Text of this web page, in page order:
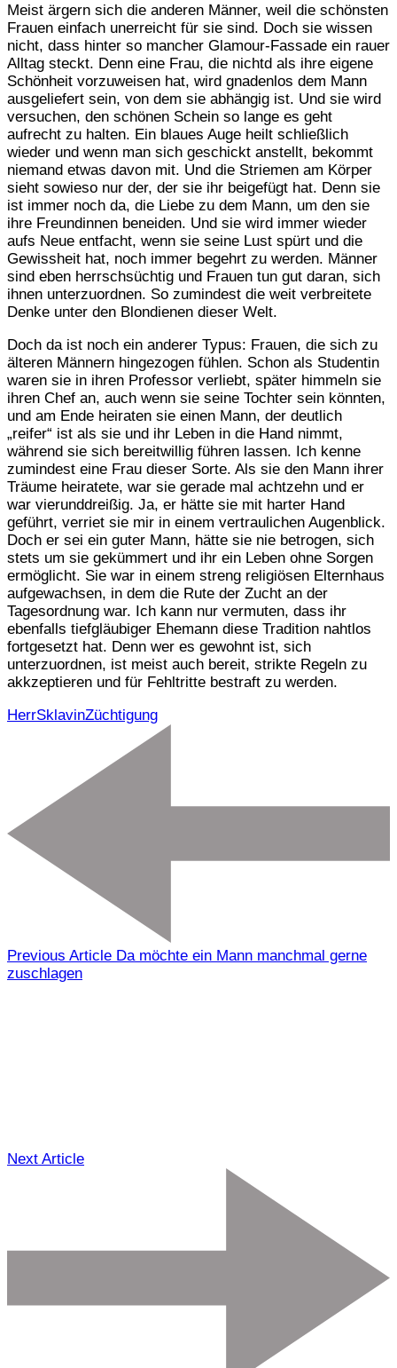
Meist ärgern sich die anderen Männer, weil die schönsten
Frauen einfach unerreicht für sie sind. Doch sie wissen
nicht, dass hinter so mancher Glamour-Fassade ein rauer
Alltag steckt. Denn eine Frau, die nichtd als ihre eigene
Schönheit vorzuweisen hat, wird gnadenlos dem Mann
ausgeliefert sein, von dem sie abhängig ist. Und sie wird
versuchen, den schönen Schein so lange es geht
aufrecht zu halten. Ein blaues Auge heilt schließlich
wieder und wenn man sich geschickt anstellt, bekommt
niemand etwas davon mit. Und die Striemen am Körper
sieht sowieso nur der, der sie ihr beigefügt hat. Denn sie
ist immer noch da, die Liebe zu dem Mann, um den sie
ihre Freundinnen beneiden. Und sie wird immer wieder
aufs Neue entfacht, wenn sie seine Lust spürt und die
Gewissheit hat, noch immer begehrt zu werden. Männer
sind eben herrschsüchtig und Frauen tun gut daran, sich
ihnen unterzuordnen. So zumindest die weit verbreitete
Denke unter den Blondienen dieser Welt.
Doch da ist noch ein anderer Typus: Frauen, die sich zu
älteren Männern hingezogen fühlen. Schon als Studentin
waren sie in ihren Professor verliebt, später himmeln sie
ihren Chef an, auch wenn sie seine Tochter sein könnten,
und am Ende heiraten sie einen Mann, der deutlich
„reifer“ ist als sie und ihr Leben in die Hand nimmt,
während sie sich bereitwillig führen lassen. Ich kenne
zumindest eine Frau dieser Sorte. Als sie den Mann ihrer
Träume heiratete, war sie gerade mal achtzehn und er
war vierunddreißig. Ja, er hätte sie mit harter Hand
geführt, verriet sie mir in einem vertraulichen Augenblick.
Doch er sei ein guter Mann, hätte sie nie betrogen, sich
stets um sie gekümmert und ihr ein Leben ohne Sorgen
ermöglicht. Sie war in einem streng religiösen Elternhaus
aufgewachsen, in dem die Rute der Zucht an der
Tagesordnung war. Ich kann nur vermuten, dass ihr
ebenfalls tiefgläubiger Ehemann diese Tradition nahtlos
fortgesetzt hat. Denn wer es gewohnt ist, sich
unterzuordnen, ist meist auch bereit, strikte Regeln zu
akkzeptieren und für Fehltritte bestraft zu werden.
HerrSklavinZüchtigung
Previous Article Da möchte ein Mann manchmal gerne
zuschlagen
Next Article